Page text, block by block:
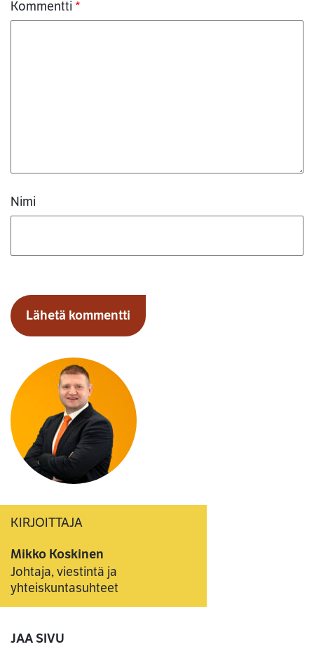
Kommentti *
Nimi
KIRJOITTAJA
Mikko Koskinen
Johtaja, viestintä ja
yhteiskuntasuhteet
JAA SIVU